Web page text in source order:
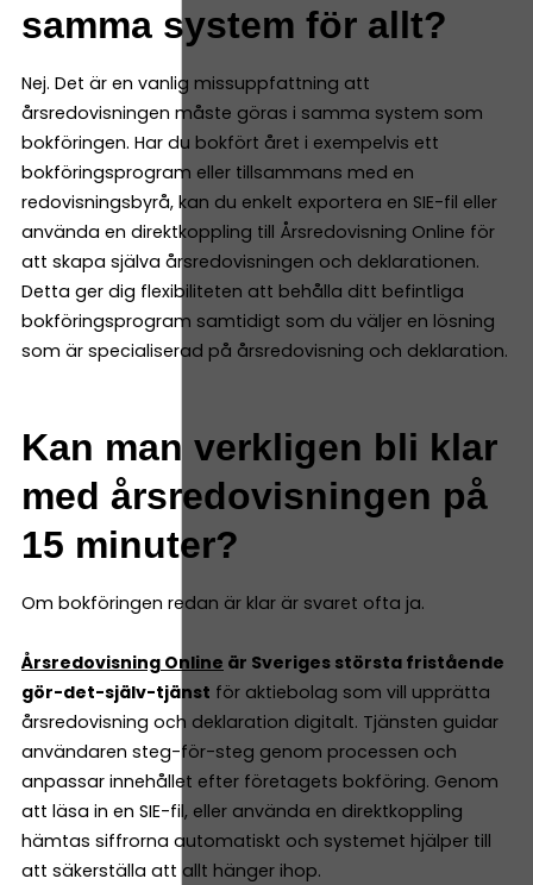
samma system för allt?
Nej. Det är en vanlig missuppfattning att
årsredovisningen måste göras i samma system som
bokföringen. Har du bokfört året i exempelvis ett
bokföringsprogram eller tillsammans med en
redovisningsbyrå, kan du enkelt exportera en SIE-fil eller
använda en direktkoppling till Årsredovisning Online för
att skapa själva årsredovisningen och deklarationen.
Detta ger dig flexibiliteten att behålla ditt befintliga
bokföringsprogram samtidigt som du väljer en lösning
som är specialiserad på årsredovisning och deklaration.
Kan man verkligen bli klar
med årsredovisningen på
15 minuter?
Om bokföringen redan är klar är svaret ofta ja.
Årsredovisning Online är Sveriges största fristående
gör-det-själv-tjänst för aktiebolag som vill upprätta
årsredovisning och deklaration digitalt. Tjänsten guidar
användaren steg-för-steg genom processen och
anpassar innehållet efter företagets bokföring. Genom
att läsa in en SIE-fil, eller använda en direktkoppling
hämtas siffrorna automatiskt och systemet hjälper till
att säkerställa att allt hänger ihop.